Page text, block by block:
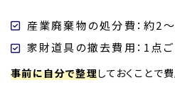
産業廃棄物の処分費：約2
家財道具の撤去費用：1点
事前に自分で整理しておくことで